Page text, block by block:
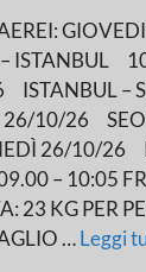
ISTANBUL
ISTANBUL –
26/10/26
26/10/26
– 10:05
23 KG PER
…Leggi